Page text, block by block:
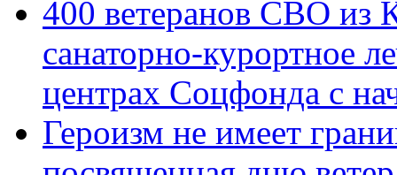
400 ветеранов СВО из
санаторно-курортное
центрах Соцфонда с
Героизм не имеет